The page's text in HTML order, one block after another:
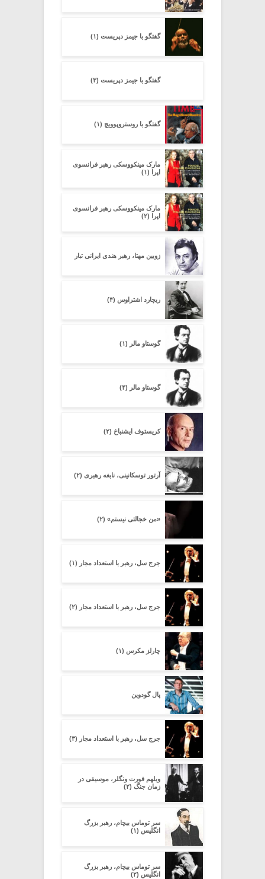
گفتگو با جیمز دپریست (۱)
گفتگو با جیمز دپریست (۳)
گفتگو با روستروپوویچ (۱)
مارک مینکووسکی رهبر فرانسوی
اپرا (۱)
مارک مینکووسکی رهبر فرانسوی
اپرا (۲)
زوبین مهتا، رهبر هندی ایرانی تبار
ریچارد اشتراوس (۴)
گوستاو مالر (۱)
گوستاو مالر (۴)
کریستوف ایشنباخ (۲)
آرتور توسکانینی، نابغه رهبری (۲)
«من خجالتی نیستم» (۲)
جرج سل، رهبر با استعداد مجار (۱)
جرج سل، رهبر با استعداد مجار (۲)
چارلز مکرس (۱)
پال گودوین
جرج سل، رهبر با استعداد مجار (۳)
ویلهم فورت ونگلر، موسیقی در
زمان جنگ (۲)
سر توماس بیچام، رهبر بزرگ
انگلیس (۱)
سر توماس بیچام، رهبر بزرگ
انگلیس (۲)